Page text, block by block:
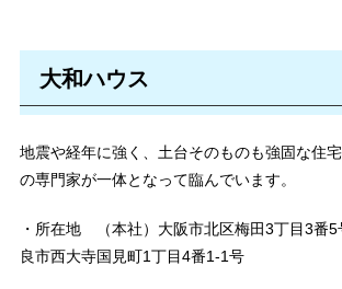
大和ハウス
地震や経年に強く、土台そのものも強固な住
の専門家が一体となって臨んでいます。
・所在地 （本社）大阪市北区梅田3丁目3番5
良市西大寺国見町1丁目4番1-1号